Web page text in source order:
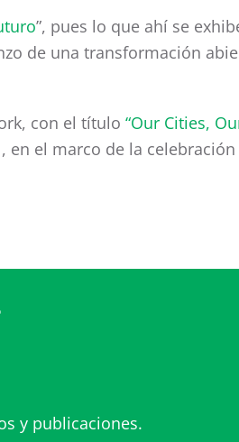
”, pues lo que ahí se
de una transformación
con el título “Our Cities,
en el marco de la
y publicaciones.